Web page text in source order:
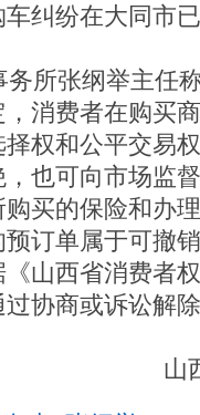
纠纷在大同市
所张纲举主任
消费者在购买
权和公平交易
也可向市场监
买的保险和办
订单属于可撤
山西省消费者
过协商或诉讼解
山